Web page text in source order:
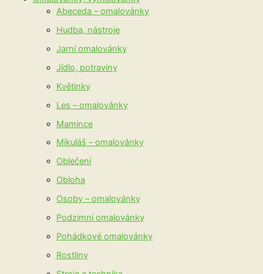
Abeceda – omalovánky
Hudba, nástroje
Jarní omalovánky
Jídlo, potraviny
Květinky
Les – omalovánky
Mamince
Mikuláš – omalovánky
Oblečení
Obloha
Osoby – omalovánky
Podzimní omalovánky
Pohádkové omalovánky
Rostliny